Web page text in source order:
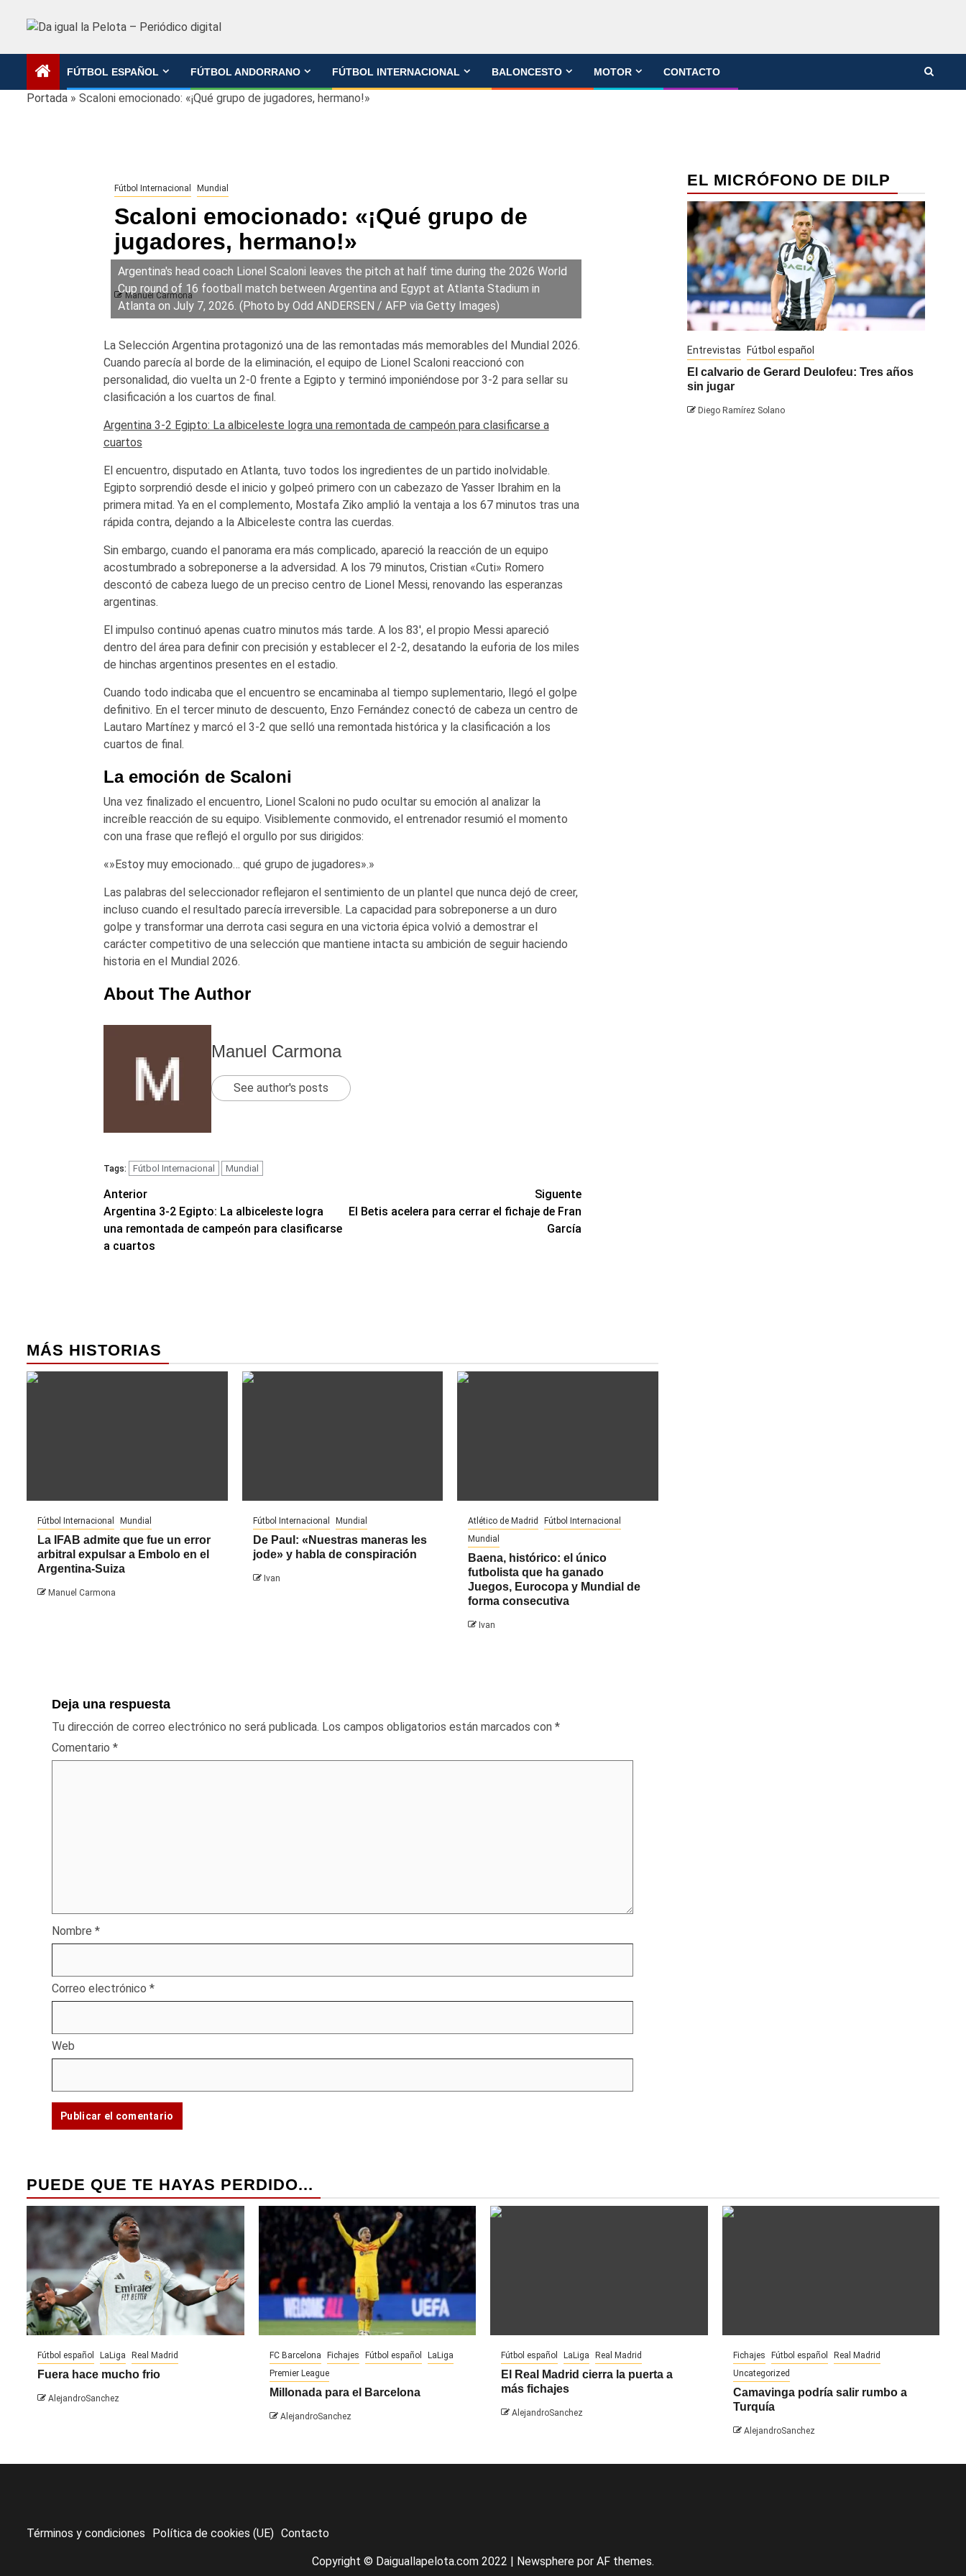
FÚTBOL ESPAÑOL FÚTBOL ANDORRANO FÚTBOL INTERNACIONAL BALONCESTO MOTOR CONTACTO
Portada » Scaloni emocionado: «¡Qué grupo de jugadores, hermano!»
Fútbol Internacional Mundial
Scaloni emocionado: «¡Qué grupo de
jugadores, hermano!»
Manuel Carmona
Argentina's head coach Lionel Scaloni leaves the pitch at half time during the 2026 World
Cup round of 16 football match between Argentina and Egypt at Atlanta Stadium in
Atlanta on July 7, 2026. (Photo by Odd ANDERSEN / AFP via Getty Images)
La Selección Argentina protagonizó una de las remontadas más memorables del Mundial 2026.
Cuando parecía al borde de la eliminación, el equipo de Lionel Scaloni reaccionó con
personalidad, dio vuelta un 2-0 frente a Egipto y terminó imponiéndose por 3-2 para sellar su
clasificación a los cuartos de final.
Argentina 3-2 Egipto: La albiceleste logra una remontada de campeón para clasificarse a
cuartos
El encuentro, disputado en Atlanta, tuvo todos los ingredientes de un partido inolvidable.
Egipto sorprendió desde el inicio y golpeó primero con un cabezazo de Yasser Ibrahim en la
primera mitad. Ya en el complemento, Mostafa Ziko amplió la ventaja a los 67 minutos tras una
rápida contra, dejando a la Albiceleste contra las cuerdas.
Sin embargo, cuando el panorama era más complicado, apareció la reacción de un equipo
acostumbrado a sobreponerse a la adversidad. A los 79 minutos, Cristian «Cuti» Romero
descontó de cabeza luego de un preciso centro de Lionel Messi, renovando las esperanzas
argentinas.
El impulso continuó apenas cuatro minutos más tarde. A los 83′, el propio Messi apareció
dentro del área para definir con precisión y establecer el 2-2, desatando la euforia de los miles
de hinchas argentinos presentes en el estadio.
Cuando todo indicaba que el encuentro se encaminaba al tiempo suplementario, llegó el golpe
definitivo. En el tercer minuto de descuento, Enzo Fernández conectó de cabeza un centro de
Lautaro Martínez y marcó el 3-2 que selló una remontada histórica y la clasificación a los
cuartos de final.
La emoción de Scaloni
Una vez finalizado el encuentro, Lionel Scaloni no pudo ocultar su emoción al analizar la
increíble reacción de su equipo. Visiblemente conmovido, el entrenador resumió el momento
con una frase que reflejó el orgullo por sus dirigidos:
«»Estoy muy emocionado… qué grupo de jugadores».»
Las palabras del seleccionador reflejaron el sentimiento de un plantel que nunca dejó de creer,
incluso cuando el resultado parecía irreversible. La capacidad para sobreponerse a un duro
golpe y transformar una derrota casi segura en una victoria épica volvió a demostrar el
carácter competitivo de una selección que mantiene intacta su ambición de seguir haciendo
historia en el Mundial 2026.
About The Author
Manuel Carmona
See author's posts
Tags: Fútbol Internacional Mundial
Navegación
de
entradas
Anterior
Argentina 3-2 Egipto: La albiceleste logra
una remontada de campeón para clasificarse
a cuartos
Siguente
El Betis acelera para cerrar el fichaje de Fran
García
MÁS HISTORIAS
Fútbol Internacional Mundial
La IFAB admite que fue un error
arbitral expulsar a Embolo en el
Argentina-Suiza
Manuel Carmona
Fútbol Internacional Mundial
De Paul: «Nuestras maneras les
jode» y habla de conspiración
Ivan
Atlético de Madrid
Fútbol Internacional
Mundial
Baena, histórico: el único
futbolista que ha ganado
Juegos, Eurocopa y Mundial de
forma consecutiva
Ivan
Deja una respuesta
Tu dirección de correo electrónico no será publicada. Los campos obligatorios están marcados con *
Comentario *
Nombre *
Correo electrónico *
Web
EL MICRÓFONO DE DILP
Entrevistas Fútbol español
El calvario de Gerard Deulofeu: Tres años
sin jugar
Diego Ramírez Solano
PUEDE QUE TE HAYAS PERDIDO...
Fútbol español LaLiga Real Madrid
Fuera hace mucho frio
AlejandroSanchez
FC Barcelona Fichajes Fútbol español
LaLiga
Premier League
Millonada para el Barcelona
AlejandroSanchez
Fútbol español LaLiga Real Madrid
El Real Madrid cierra la puerta a
más fichajes
AlejandroSanchez
Fichajes Fútbol español
Real Madrid
Uncategorized
Camavinga podría salir rumbo a
Turquía
AlejandroSanchez
Términos y condiciones Política de cookies (UE) Contacto
Copyright © Daiguallapelota.com 2022 | Newsphere por AF themes.